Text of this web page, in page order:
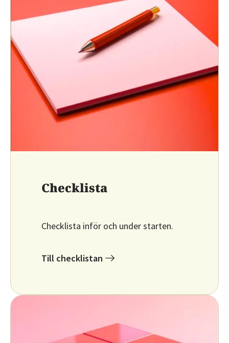
Checklista
Checklista inför och under starten.
Till checklistan